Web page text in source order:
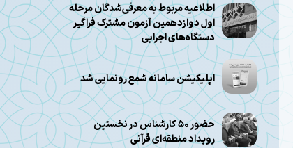
اطلاعیه مربوط به معرفی‌شدگان مرحله
اول دوازدهمین آزمون مشترک فراگیر
دستگاه‌های اجرایی
اپلیکیشن سامانه شمع رونمایی شد
حضور ۵۰ کارشناس در نخستین
رویداد منطقه‌ای قرآنی